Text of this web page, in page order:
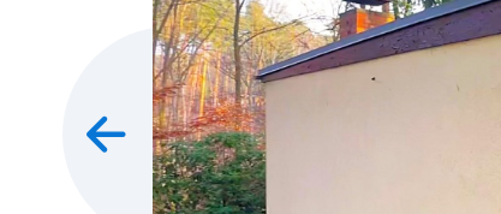
zurück